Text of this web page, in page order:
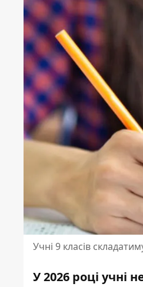
Учні 9 класів
У 2026 році учні